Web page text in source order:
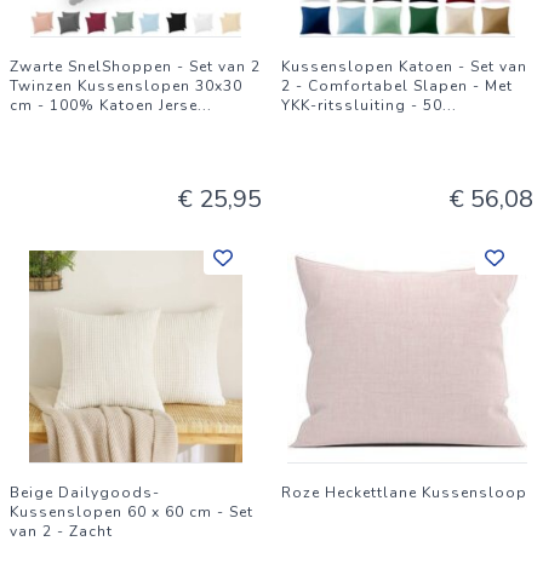
Zwarte SnelShoppen - Set van 2
Twinzen Kussenslopen 30x30
cm - 100% Katoen Jerse...
€ 25,95
Kussenslopen Katoen - Set van
2 - Comfortabel Slapen - Met
YKK-ritssluiting - 50...
€ 56,08
Beige Dailygoods-
Kussenslopen 60 x 60 cm - Set
van 2 - Zacht
Roze Heckettlane Kussensloop